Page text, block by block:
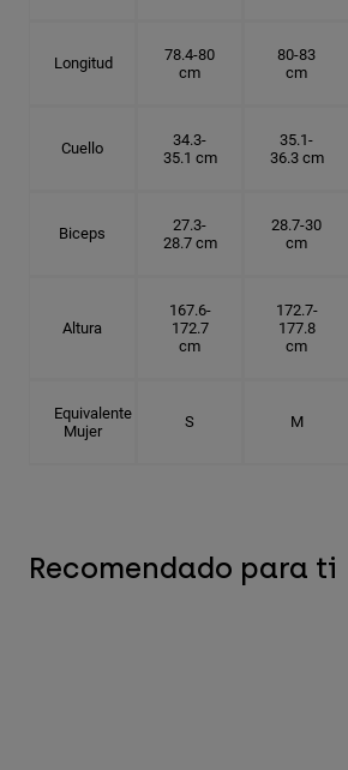
Longitud
78.4-80
cm
80-83
cm
Cuello
34.3-
35.1 cm
35.1-
36.3 cm
Biceps
27.3-
28.7 cm
28.7-30
cm
Altura
167.6-
172.7
cm
172.7-
177.8
cm
Equivalente
Mujer
S M
Recomendado para ti